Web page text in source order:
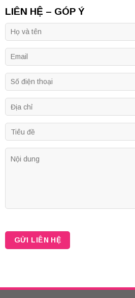
LIÊN HỆ – GÓP Ý